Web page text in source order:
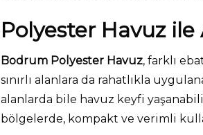
Polyester Havuz
Bodrum Polyester Havuz, farklı
sınırlı alanlara da rahatlıkla
alanlarda bile havuz keyfi
bölgelerde, kompakt ve verimli